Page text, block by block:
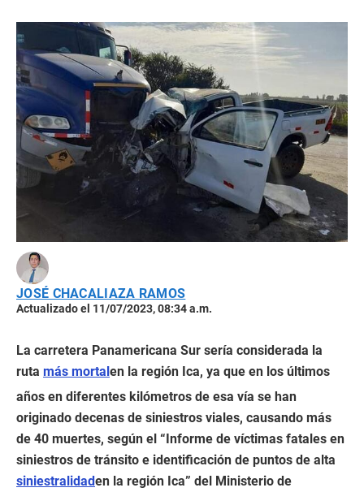
JOSÉ CHACALIAZA RAMOS
Actualizado el 11/07/2023, 08:34 a.m.
La carretera Panamericana Sur sería considerada la
ruta más mortal en la región Ica, ya que en los últimos
años en diferentes kilómetros de esa vía se han
originado decenas de siniestros viales, causando más
de 40 muertes, según el “Informe de víctimas fatales en
siniestros de tránsito e identificación de puntos de alta
siniestralidaden la región Ica” del Ministerio de